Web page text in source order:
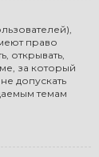
право
открывать,
за который
допускать
темам